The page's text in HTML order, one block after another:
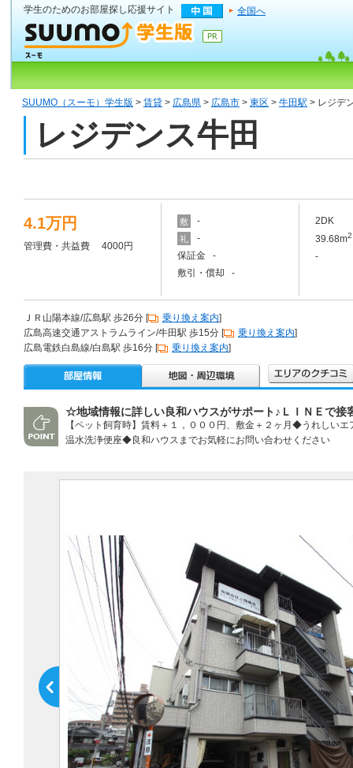
学生のためのお部屋探し応援サイト 全国へ
SUUMO（スーモ）学生版 > 賃貸 > 広島県 > 広島市 > 東区 > 牛田駅 > レジデ
レジデンス牛田
4.1万円
管理費・共益費 4000円
敷 -
礼
-
保証金 -
敷引・償却 -
2DK
39.68m2
-
ＪＲ山陽本線/広島駅 歩26分 [ 乗り換え案内]
広島高速交通アストラムライン/牛田駅 歩15分 [
乗り換え案内]
広島電鉄白島線/白島駅 歩16分 [
乗り換え案内]
☆地域情報に詳しい良和ハウスがサポート♪ＬＩＮＥで接
【ペット飼育時】賃料＋１，０００円、敷金＋２ヶ月◆うれし
温水洗浄便座◆良和ハウスまでお気軽にお問い合わせください